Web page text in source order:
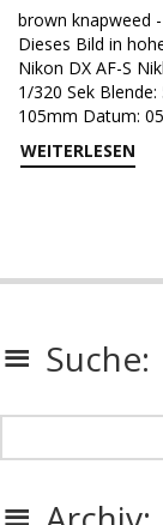
brown knapweed
Dieses Bild in
Nikon DX AF-S
1/320 Sek
105mm Datum:
WEITERLESEN
Suche: